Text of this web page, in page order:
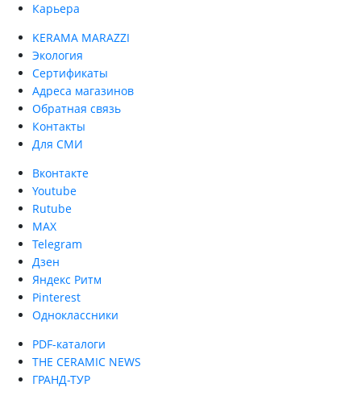
Карьера
KERAMA MARAZZI
Экология
Сертификаты
Адреса магазинов
Обратная связь
Контакты
Для СМИ
Вконтакте
Youtube
Rutube
MAX
Telegram
Дзен
Яндекс Ритм
Pinterest
Одноклассники
PDF-каталоги
THE CERAMIC NEWS
ГРАНД-ТУР